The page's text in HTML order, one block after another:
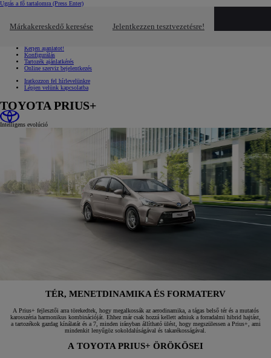
Ugrás a fő tartalomra (Press Enter)
Márkakereskedő keresése Jelentkezzen tesztvezetésre!
Gyors linkek Kattintson ide a bezáráshoz
Kérjen ajánlatot!
Konfigurálás
Tartozék ajánlatkérés
Online szerviz bejelentkezés
Iratkozzon fel hírlevelünkre
Lépjen velünk kapcsolatba
TOYOTA PRIUS+
Intelligens evolúció
TÉR, MENETDINAMIKA ÉS FORMATERV
A Prius+ fejlesztői arra törekedtek, hogy megalkossák az aerodinamika, a tágas belső tér és a mutatós
karosszéria harmonikus kombinációját. Ehhez már csak hozzá kellett adniuk a forradalmi hibrid hajtást,
a tartozékok gazdag kínálatát és a 7, minden irányban állítható ülést, hogy megszülessen a Prius+, ami
mindenkit lenyűgöz sokoldalúságával és takarékosságával.
A TOYOTA PRIUS+ ÖRÖKÖSEI